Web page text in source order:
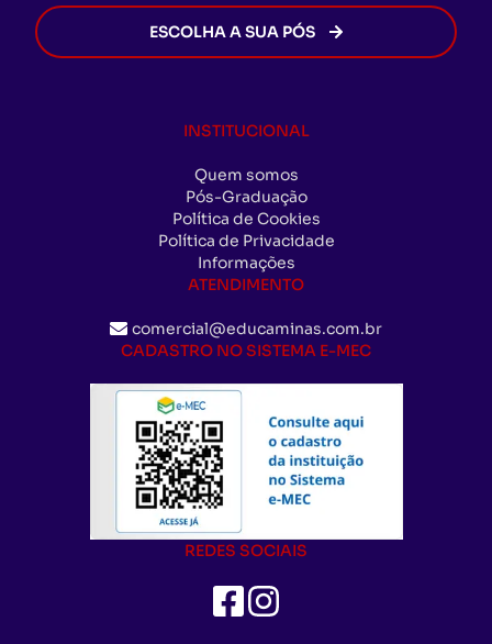
ESCOLHA A SUA PÓS
INSTITUCIONAL
Quem somos
Pós-Graduação
Política de Cookies
Política de Privacidade
Informações
ATENDIMENTO
comercial@educaminas.com.br
CADASTRO NO SISTEMA E-MEC
REDES SOCIAIS